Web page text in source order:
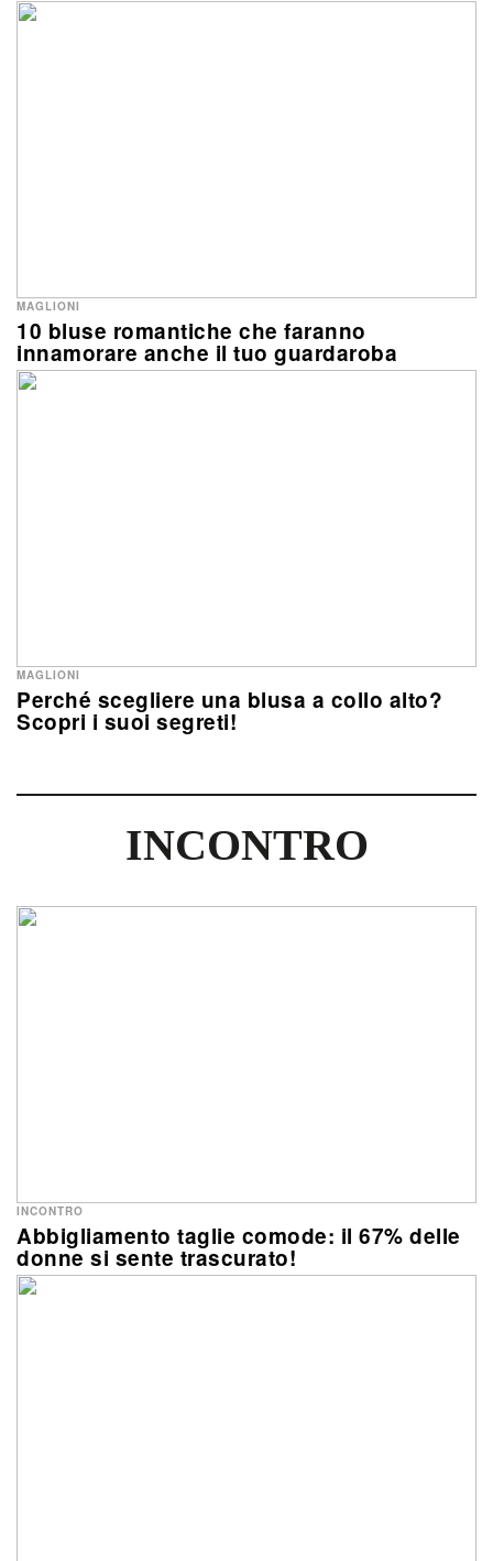
10 bluse romantiche che faranno
innamorare anche il tuo guardaroba
MAGLIONI
Perché scegliere una blusa a collo alto?
Scopri i suoi segreti!
MAGLIONI
INCONTRO
Abbigliamento taglie comode: il 67% delle
donne si sente trascurato!
INCONTRO